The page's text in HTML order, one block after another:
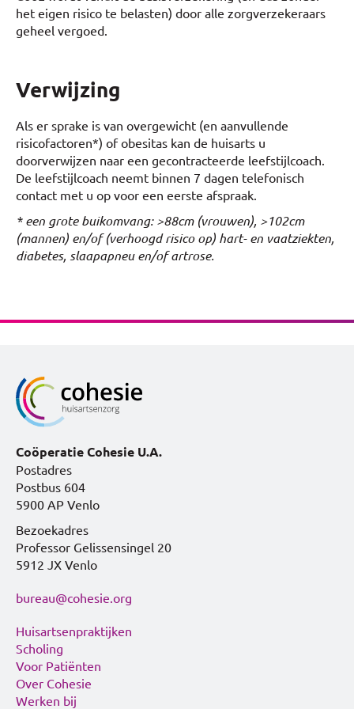
het eigen risico te belasten) door alle zorgverzekeraars
geheel vergoed.
Verwijzing
Als er sprake is van overgewicht (en aanvullende
risicofactoren*) of obesitas kan de huisarts u
doorverwijzen naar een gecontracteerde leefstijlcoach.
De leefstijlcoach neemt binnen 7 dagen telefonisch
contact met u op voor een eerste afspraak.
* een grote buikomvang: >88cm (vrouwen), >102cm
(mannen) en/of (verhoogd risico op) hart- en vaatziekten,
diabetes, slaapapneu en/of artrose.
Coöperatie Cohesie U.A.
Postadres
Postbus 604
5900 AP Venlo
Bezoekadres
Professor Gelissensingel 20
5912 JX Venlo
bureau@cohesie.org
Huisartsenpraktijken
Scholing
Voor Patiënten
Over Cohesie
Werken bij